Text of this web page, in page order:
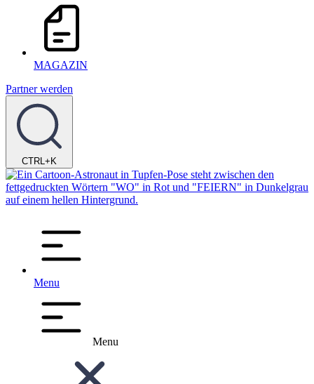
MAGAZIN
Partner werden
CTRL+K
Menu
Menu